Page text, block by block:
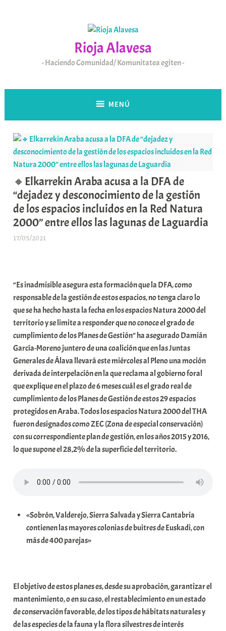
Rioja Alavesa
Haciendo Comunidad/ Komunitatea egiten
MENÚ
🔸Elkarrekin Araba acusa a la DFA de
“dejadez y desconocimiento de la gestión
de los espacios incluidos en la Red Natura
2000” entre ellos las lagunas de Laguardia
17/05/2021
a
r
E
r
r
i
o
x
a
K
o
m
u
n
t
e
a
“Es inadmisible asegura esta formación que la DFA, como
responsable de la gestión de estos espacios, no tenga claro lo
que se ha hecho hasta la fecha en los espacios Natura 2000 del
territorio y se limite a responder que no conoce el grado de
cumplimiento de los Planes de Gestión” ha asegurado Damián
García-Moreno juntero de una coalición que en las Juntas
Generales de Álava llevará este miércoles al Pleno una moción
derivada de interpelación en la que reclama al gobierno foral
que explique en el plazo de 6 meses cuál es el grado real de
cumplimiento de los Planes de Gestión de estos 29 espacios
protegidos en Araba. Todos los espacios Natura 2000 del THA
fueron designados como ZEC (Zona de especial conservación)
con su correspondiente plan de gestión, en los años 2015 y 2016,
lo que supone el 28,2% de la superficie del territorio.
«Sobrón, Valderejo, Sierra Salvada y Sierra Cantabria
contienen las mayores colonias de buitres de Euskadi, con
más de 400 parejas»
El objetivo de estos planes es, desde su aprobación, garantizar el
mantenimiento, o en su caso, el restablecimiento en un estado
de conservación favorable, de los tipos de hábitats naturales y
de las especies de la fauna y la flora silvestres de interés